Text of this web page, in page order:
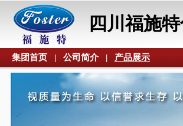
四川福施
集团首页 | 公司简介| 产品展示